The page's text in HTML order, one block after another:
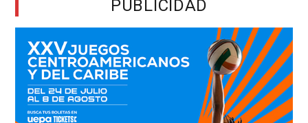
PUBLICIDAD